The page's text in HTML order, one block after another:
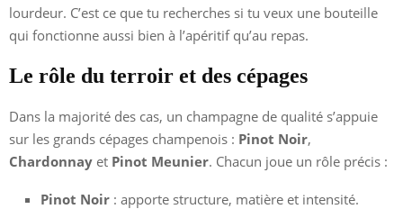
lourdeur. C’est ce que tu recherches si tu veux une bouteille
qui fonctionne aussi bien à l’apéritif qu’au repas.
Le rôle du terroir et des cépages
Dans la majorité des cas, un champagne de qualité s’appuie
sur les grands cépages champenois : Pinot Noir,
Chardonnay et Pinot Meunier. Chacun joue un rôle précis :
Pinot Noir : apporte structure, matière et intensité.